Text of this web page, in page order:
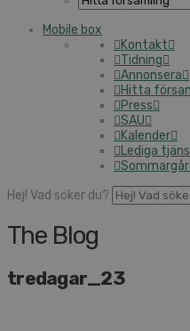
Mobile box
Kontakt
Tidning
Annonsera
Hitta
Press
SAU
Kalender
Lediga
Hej! Vad söker du?
The Blog
tredagar_23